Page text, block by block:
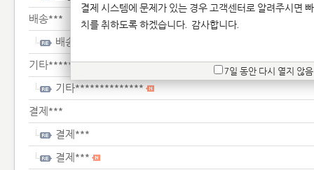
배송***
배송***
기타**************
기타**************
결제***
결제***
결제***
결제 시스템에 문제가 있는 경우 고객센터로 알려주시면
치를 취하도록 하겠습니다. 감사합니다.
7일 동안 다시 열지 않음